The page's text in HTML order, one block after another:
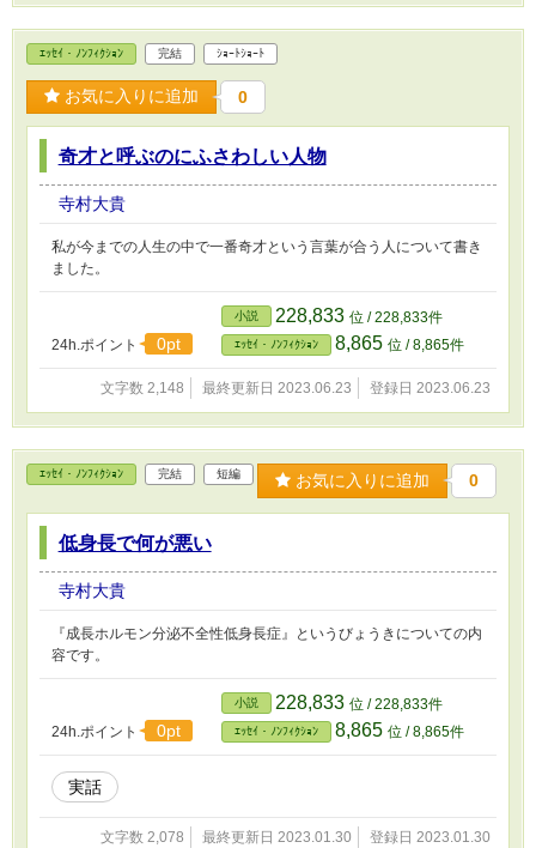
ｴｯｾｲ・ﾉﾝﾌｨｸｼｮﾝ 完結 ｼｮｰﾄｼｮｰﾄ
お気に入りに追加 0
奇才と呼ぶのにふさわしい人物
寺村大貴
私が今までの人生の中で一番奇才という言葉が合う人について書き
ました。
24h.ポイント 0pt
小説 228,833 位 / 228,833件
ｴｯｾｲ・ﾉﾝﾌｨｸｼｮﾝ 8,865 位 / 8,865件
文字数 2,148 最終更新日 2023.06.23 登録日 2023.06.23
ｴｯｾｲ・ﾉﾝﾌｨｸｼｮﾝ 完結 短編 お気に入りに追加 0
低身長で何が悪い
寺村大貴
『成長ホルモン分泌不全性低身長症』というびょうきについての内
容です。
24h.ポイント 0pt
小説 228,833 位 / 228,833件
ｴｯｾｲ・ﾉﾝﾌｨｸｼｮﾝ 8,865 位 / 8,865件
実話
文字数 2,078 最終更新日 2023.01.30 登録日 2023.01.30